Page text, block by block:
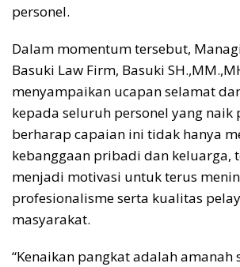
personel.
Dalam momentum tersebut,
Basuki Law Firm, Basuki
menyampaikan ucapan selamat
kepada seluruh personel yang naik
berharap capaian ini tidak hanya
kebanggaan pribadi dan keluarga,
menjadi motivasi untuk terus
profesionalisme serta kualitas
masyarakat.
“Kenaikan pangkat adalah amanah